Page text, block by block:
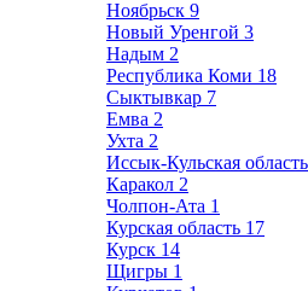
Ноябрьск 9
Новый Уренгой 3
Надым 2
Республика Коми 18
Сыктывкар 7
Емва 2
Ухта 2
Иссык-Кульская область
Каракол 2
Чолпон-Ата 1
Курская область 17
Курск 14
Щигры 1